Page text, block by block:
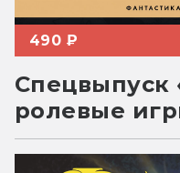
490 ₽
Спецвыпуск
ролевые